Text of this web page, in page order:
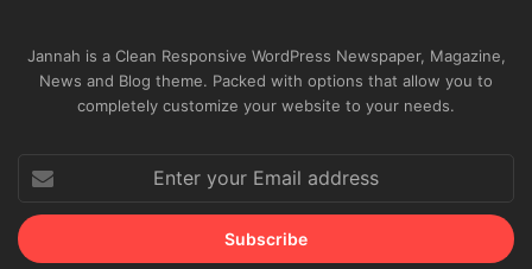
Jannah is a Clean Responsive WordPress Newspaper, Magazine,
News and Blog theme. Packed with options that allow you to
completely customize your website to your needs.
your
Email
address